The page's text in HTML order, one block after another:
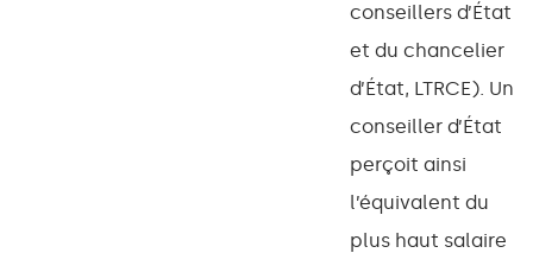
conseillers d’État
et du chancelier
d’État, LTRCE). Un
conseiller d’État
perçoit ainsi
l’équivalent du
plus haut salaire